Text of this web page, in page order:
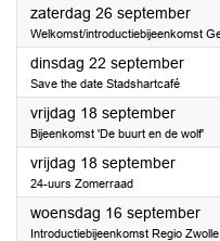
zaterdag 26 september2026
Welkomst/introductiebijeenkomst
dinsdag 22 september2026
Save the date Stadshartcafé
vrijdag 18 september2026
Bijeenkomst 'De buurt en de wolf'
vrijdag 18 september2026
24-uurs Zomerraad
woensdag 16 september
Introductiebijeenkomst Regio Zwolle